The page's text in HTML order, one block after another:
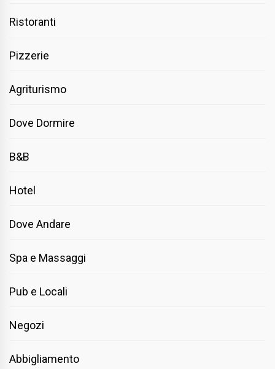
Ristoranti
Pizzerie
Agriturismo
Dove Dormire
B&B
Hotel
Dove Andare
Spa e Massaggi
Pub e Locali
Negozi
Abbigliamento